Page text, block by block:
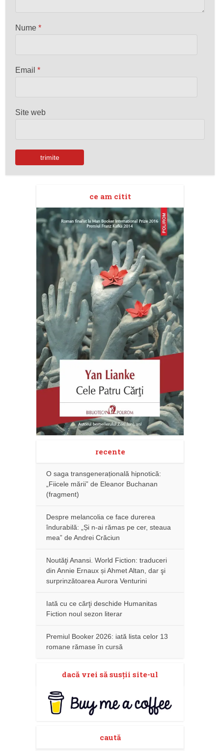
Nume*
Email*
Site web
ce am citit
recente
O saga transgenerațională hipnotică:
„Fiicele mării” de Eleanor Buchanan
(fragment)
Despre melancolia ce face durerea
îndurabilă: „Și n-ai rămas pe cer, steaua
mea” de Andrei Crăciun
Noutăţi Anansi. World Fiction: traduceri
din Annie Ernaux și Ahmet Altan, dar şi
surprinzătoarea Aurora Venturini
Iată cu ce cărţi deschide Humanitas
Fiction noul sezon literar
Premiul Booker 2026: iată lista celor 13
romane rămase în cursă
dacă vrei să susţii site-ul
caută